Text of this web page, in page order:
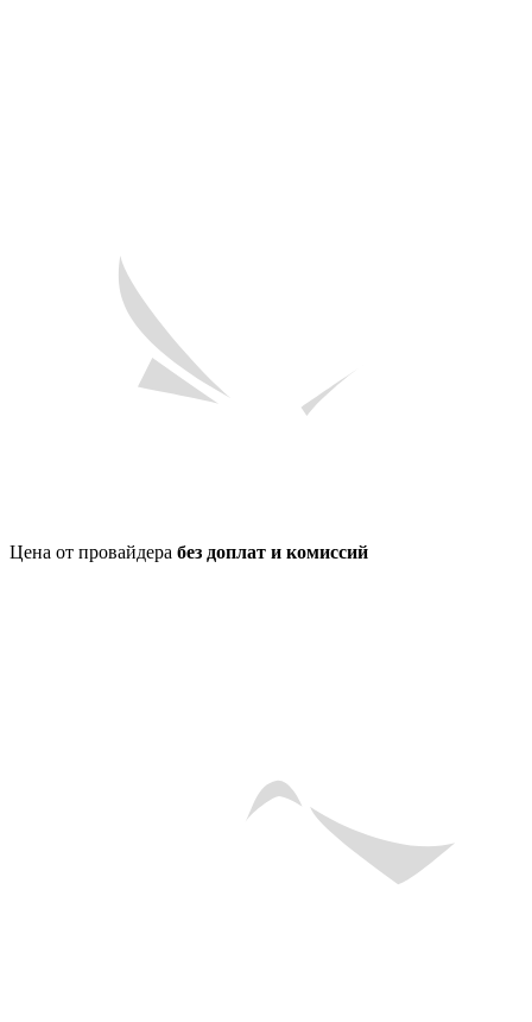
Цена от провайдера без доплат и комиссий